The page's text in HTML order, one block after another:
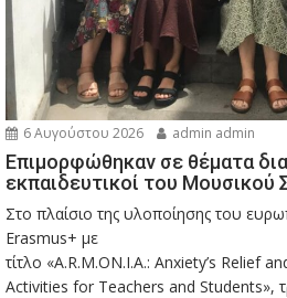
6 Αυγούστου 2026 admin admin
Eπιμορφώθηκαν σε θέματα
εκπαιδευτικοί του Μουσικού
Στο πλαίσιο της υλοποίησης του
Erasmus+ με
τίτλο «A.R.M.ON.I.A.: Anxiety’s Relief
Activities for Teachers and Students»,